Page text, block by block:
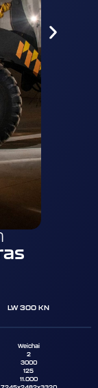
LW 300 KN
Weichai
2
3000
125
11.000